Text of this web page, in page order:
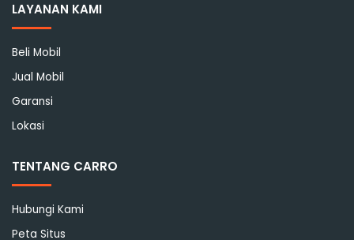
LAYANAN KAMI
Beli Mobil
Jual Mobil
Garansi
Lokasi
TENTANG CARRO
Hubungi Kami
Peta Situs